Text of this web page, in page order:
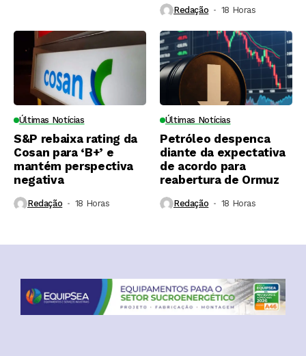
Redação 18 Horas ⁮
Últimas Notícias
S&P rebaixa rating da
Cosan para ‘B+’ e
mantém perspectiva
negativa
Redação 18 Horas ⁮
Últimas Notícias
Petróleo despenca
diante da expectativa
de acordo para
reabertura de Ormuz
Redação 18 Horas ⁮